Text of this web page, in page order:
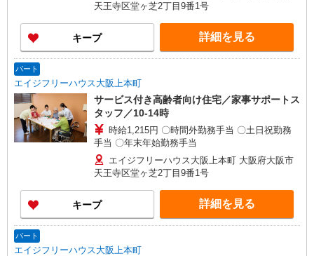
天王寺区堂ヶ芝2丁目9番1号
キープ 詳細を見る
パート
エイジフリーハウス大阪上本町
サービス付き高齢者向け住宅／家事サポートス
タッフ／10-14時
時給1,215円 〇時間外勤務手当 〇土日祝勤務
手当 〇年末年始勤務手当
エイジフリーハウス大阪上本町 大阪府大阪市
天王寺区堂ヶ芝2丁目9番1号
キープ 詳細を見る
パート
エイジフリーハウス大阪上本町